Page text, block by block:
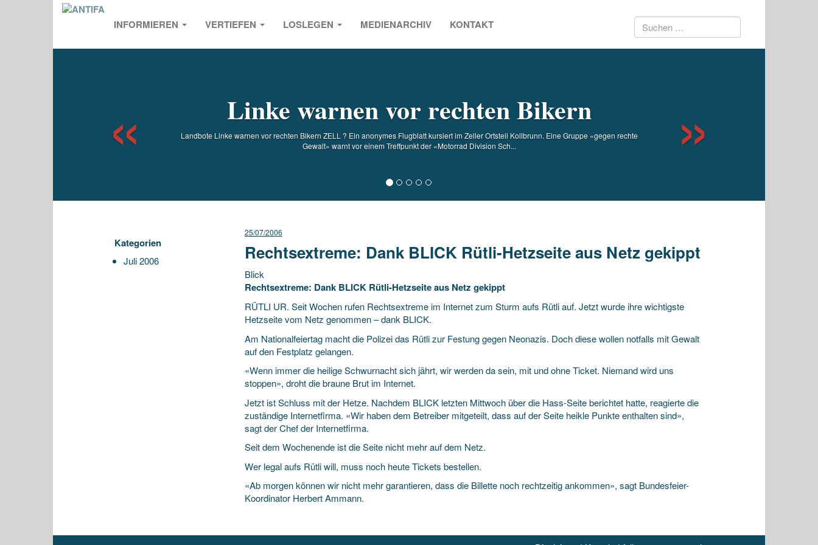
INFORMIEREN VERTIEFEN LOSLEGEN MEDIENARCHIV KONTAKT Suchen
Linke warnen vor rechten Bikern
Landbote Linke warnen vor rechten Bikern ZELL ? Ein anonymes Flugblatt kursiert im Zeller Ortsteil Kollbrunn. Eine Gruppe «gegen rechte
Gewalt» warnt vor einem Treffpunkt der «Motorrad Division Sch...
Kategorien
Juli 2006
25/07/2006
Rechtsextreme: Dank BLICK Rütli-Hetzseite aus Netz gekippt
Blick
Rechtsextreme: Dank BLICK Rütli-Hetzseite aus Netz gekippt
RÜTLI UR. Seit Wochen rufen Rechtsextreme im Internet zum Sturm aufs Rütli auf. Jetzt wurde ihre wichtigste
Hetzseite vom Netz genommen – dank BLICK.
Am Nationalfeiertag machtdie Polizei das Rütli zur Festung gegen Neonazis. Doch diese wollen notfalls mit Gewalt
auf den Festplatz gelangen.
«Wenn immer die heilige Schwurnacht sich jährt, wir werden da sein, mit und ohne Ticket. Niemand wird uns
stoppen», droht die braune Brut im Internet.
Jetzt ist Schluss mit der Hetze. Nachdem BLICK letzten Mittwoch über die Hass-Seite berichtet hatte, reagierte die
zuständige Internetfirma. «Wir haben dem Betreiber mitgeteilt, dass auf der Seite heikle Punkte enthalten sind»,
sagt der Chef der Internetfirma.
Seit dem Wochenende ist die Seite nicht mehr auf dem Netz.
Wer legal aufs Rütli will, muss noch heute Tickets bestellen.
«Ab morgen können wir nicht mehr garantieren, dass die Billette noch rechtzeitig ankommen», sagt Bundesfeier-
Koordinator Herbert Ammann.